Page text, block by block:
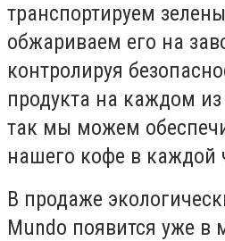
транспортируем
обжариваем его на
контролируя
продукта на каждом
так мы можем
нашего кофе в каждой
В продаже
Mundo появится уже в